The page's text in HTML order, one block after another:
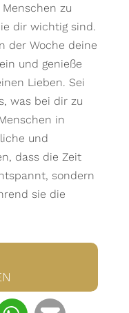
zu
dir wichtig sind.
der Woche deine
und genieße
Lieben. Sei
was bei dir zu
in
und
dass die Zeit
sondern
sie die